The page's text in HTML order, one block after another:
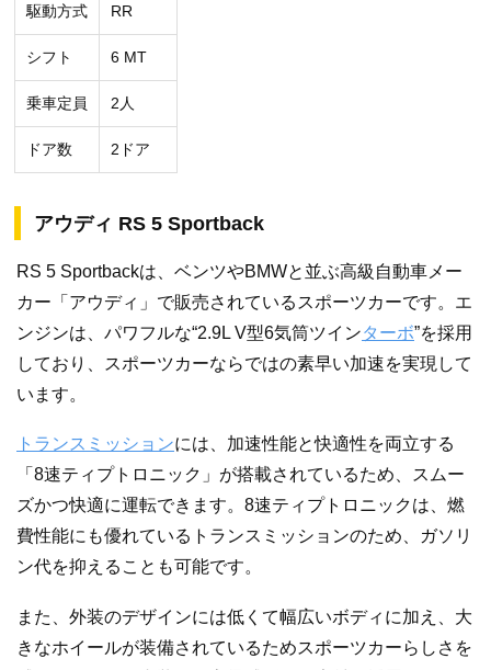
駆動方式 RR
シフト 6 MT
乗車定員 2人
ドア数 2ドア
アウディ RS 5 Sportback
RS 5 Sportbackは、ベンツやBMWと並ぶ高級自動車メー
カー「アウディ」で販売されているスポーツカーです。エ
ンジンは、パワフルな“2.9L V型6気筒ツインターボ”を採用
しており、スポーツカーならではの素早い加速を実現して
います。
トランスミッションには、加速性能と快適性を両立する
「8速ティプトロニック」が搭載されているため、スムー
ズかつ快適に運転できます。8速ティプトロニックは、燃
費性能にも優れているトランスミッションのため、ガソリ
ン代を抑えることも可能です。
また、外装のデザインには低くて幅広いボディに加え、大
きなホイールが装備されているためスポーツカーらしさを